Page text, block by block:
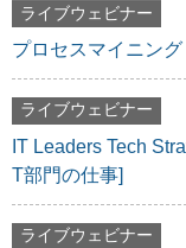
ライブウェビナー
プロセスマイニン
ライブウェビナー
IT Leaders Tech
T部門の仕事]
ライブウェビナー